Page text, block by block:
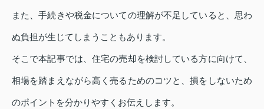
また、手続きや税金についての理解が不足していると、思わ
ぬ負担が生じてしまうこともあります。
そこで本記事では、住宅の売却を検討している方に向けて、
相場を踏まえながら高く売るためのコツと、損をしないため
のポイントを分かりやすくお伝えします。